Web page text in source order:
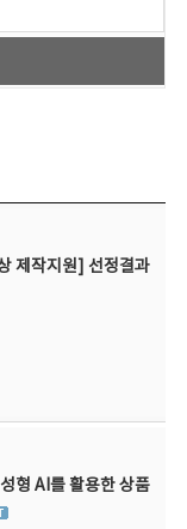
제작지원] 선정결과
형 AI를 활용한 상품